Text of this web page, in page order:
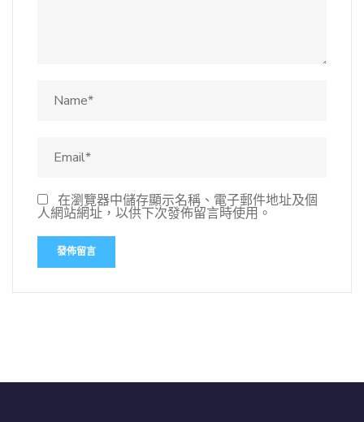
在瀏覽器中儲存顯示名稱、電子郵件地址及個
人網站網址，以供下次發佈留言時使用。